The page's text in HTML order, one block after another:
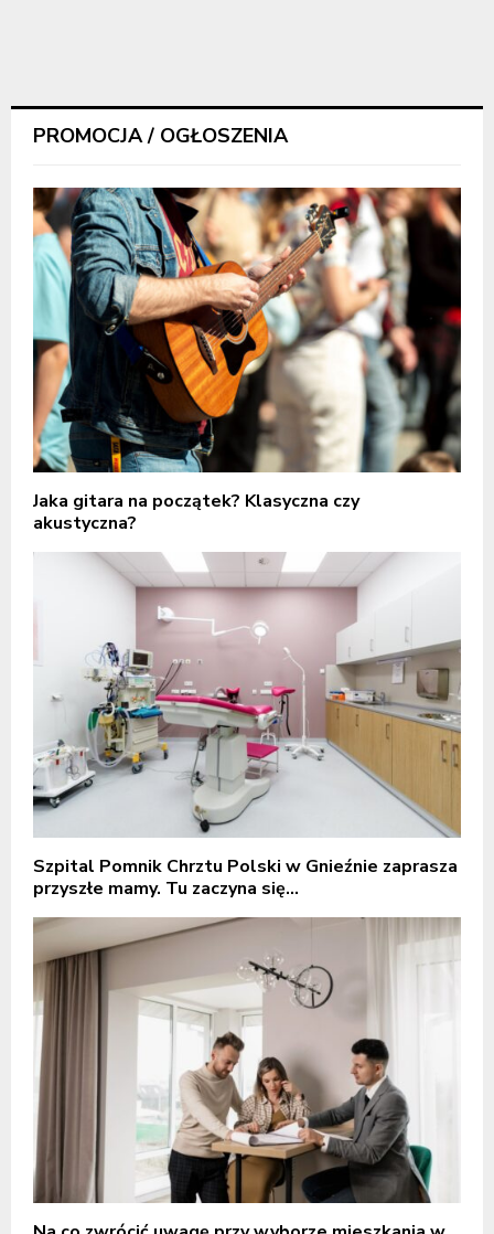
PROMOCJA / OGŁOSZENIA
Jaka gitara na początek? Klasyczna czy
akustyczna?
Szpital Pomnik Chrztu Polski w Gnieźnie zaprasza
przyszłe mamy. Tu zaczyna się...